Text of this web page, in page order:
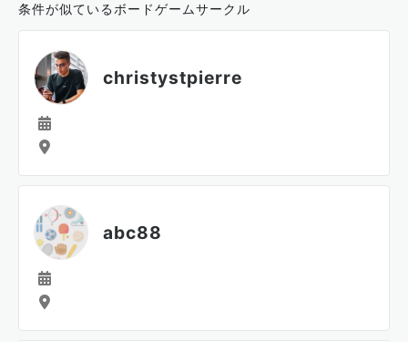
条件が似ているボードゲームサークル
christystpierre
abc88